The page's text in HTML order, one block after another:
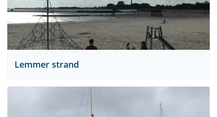
Lemmer strand